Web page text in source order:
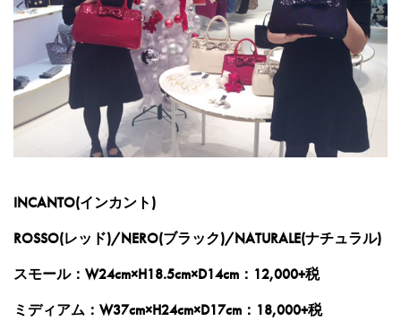
INCANTO(インカント)
ROSSO(レッド)/NERO(ブラック)/NATURALE(ナチュラル)
スモール：W24cm×H18.5cm×D14cm：12,000+税
ミディアム：W37cm×H24cm×D17cm：18,000+税